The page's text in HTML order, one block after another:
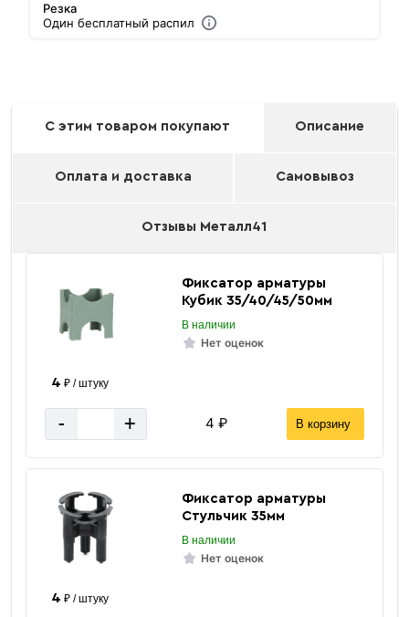
Резка
Один бесплатный распил
С этим товаром покупают Описание
Оплата и доставка Самовывоз
Отзывы Металл41
Фиксатор арматуры
Кубик 35/40/45/50мм
В наличии
Нет оценок
4 ₽ / штуку
- + 4 ₽ В корзину
Фиксатор арматуры
Стульчик 35мм
В наличии
Нет оценок
4 ₽ / штуку